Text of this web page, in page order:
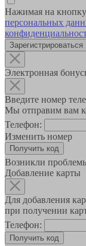
Нажимая на
персональных
Зарегистрироваться
Электронная
Введите номер
Мы отправим вам
Телефон:
Изменить номер
Возникли
Добавление карты
Для добавления
при получении
Телефон: